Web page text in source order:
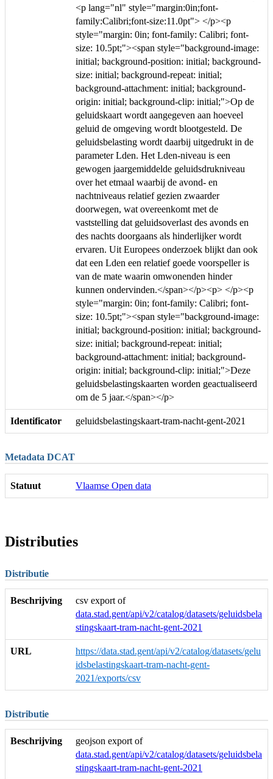
<p lang="nl" style="margin:0in;font-
family:Calibri;font-size:11.0pt"> </p><p
style="margin: 0in; font-family: Calibri; font-
size: 10.5pt;"><span style="background-image:
initial; background-position: initial; background-
size: initial; background-repeat: initial;
background-attachment: initial; background-
origin: initial; background-clip: initial;">Op de
geluidskaart wordt aangegeven aan hoeveel
geluid de omgeving wordt blootgesteld. De
geluidsbelasting wordt daarbij uitgedrukt in de
parameter Lden. Het Lden-niveau is een
gewogen jaargemiddelde geluidsdrukniveau
over het etmaal waarbij de avond- en
nachtniveaus relatief gezien zwaarder
doorwegen, wat overeenkomt met de
vaststelling dat geluidsoverlast des avonds en
des nachts doorgaans als hinderlijker wordt
ervaren. Uit Europees onderzoek blijkt dan ook
dat een Lden een relatief goede voorspeller is
van de mate waarin omwonenden hinder
kunnen ondervinden.</span></p><p> </p><p
style="margin: 0in; font-family: Calibri; font-
size: 10.5pt;"><span style="background-image:
initial; background-position: initial; background-
size: initial; background-repeat: initial;
background-attachment: initial; background-
origin: initial; background-clip: initial;">Deze
geluidsbelastingskaarten worden geactualiseerd
om de 5 jaar.</span></p>
Identificator geluidsbelastingskaart-tram-nacht-gent-2021
Metadata DCAT
Statuut Vlaamse Open data
Distributies
Distributie
Beschrijving
csv export of
data.stad.gent/api/v2/catalog/datasets/geluidsbela
stingskaart-tram-nacht-gent-2021
URL
https://data.stad.gent/api/v2/catalog/datasets/gelu
idsbelastingskaart-tram-nacht-gent-
2021/exports/csv
Distributie
Beschrijving
geojson export of
data.stad.gent/api/v2/catalog/datasets/geluidsbela
stingskaart-tram-nacht-gent-2021